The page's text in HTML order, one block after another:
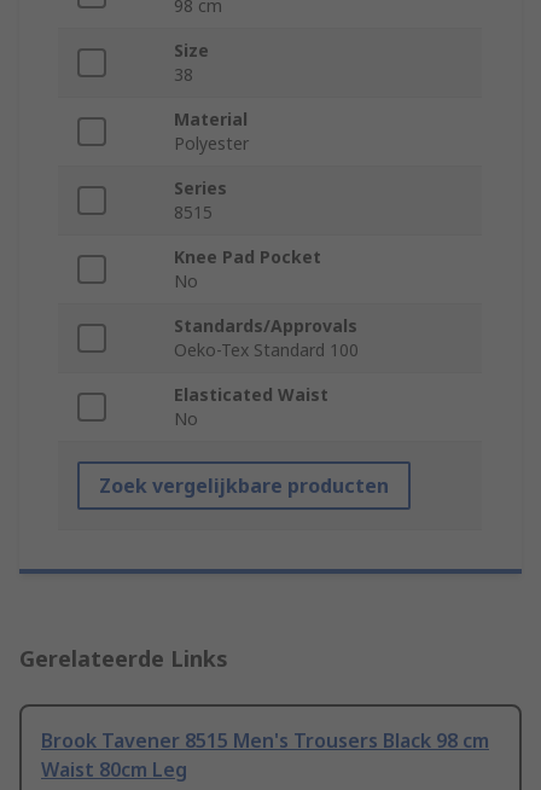
98 cm
Size
38
Material
Polyester
Series
8515
Knee Pad Pocket
No
Standards/Approvals
Oeko-Tex Standard 100
Elasticated Waist
No
Zoek vergelijkbare producten
Gerelateerde Links
Brook Tavener 8515 Men's Trousers Black 98 cm
Waist 80cm Leg